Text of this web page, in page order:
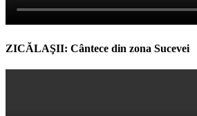
ZICĂLAŞII: Cântece din zona Sucevei